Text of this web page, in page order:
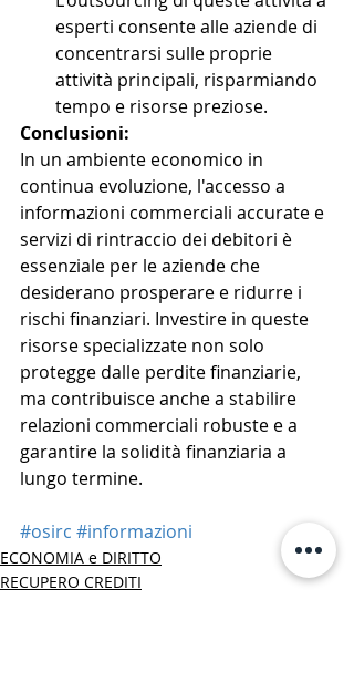
esperti consente alle aziende di
concentrarsi sulle proprie
attività principali, risparmiando
tempo e risorse preziose.
Conclusioni:
In un ambiente economico in
continua evoluzione, l'accesso a
informazioni commerciali accurate e
servizi di rintraccio dei debitori è
essenziale per le aziende che
desiderano prosperare e ridurre i
rischi finanziari. Investire in queste
risorse specializzate non solo
protegge dalle perdite finanziarie,
ma contribuisce anche a stabilire
relazioni commerciali robuste e a
garantire la solidità finanziaria a
lungo termine.
#osirc #informazioni
ECONOMIA e DIRITTO
RECUPERO CREDITI